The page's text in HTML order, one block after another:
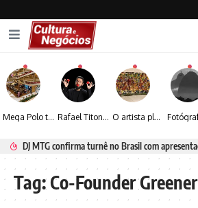
Mega Polo transforma lançamento de coleção em plataforma nacional de negócios e projeta crescimento de mais de 15% Rafael Titonelly leva magia e acolhimento a crianças em tratamento oncológico em Juiz de Fora O artista plástico Jorge Luiz transforma sustentabilidade e criatividade em arte contemporânea
DJ MTG confirma turnê no Brasil com apresentações em Goiânia, Porto Seguro e Rio de Janeiro
Tag:Co-Founder Greener